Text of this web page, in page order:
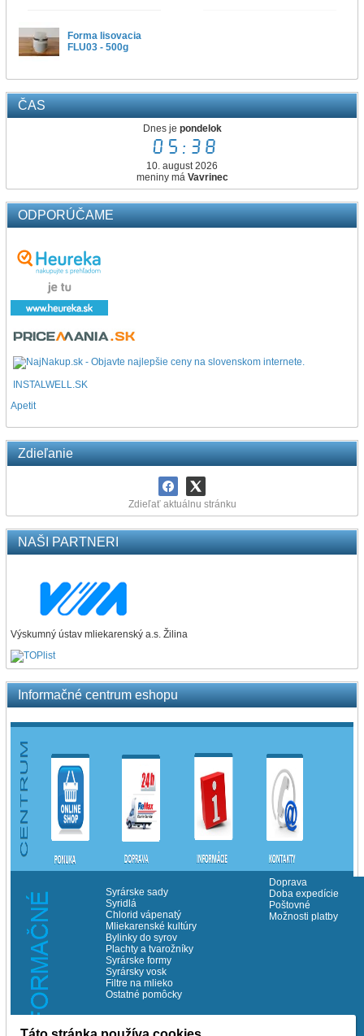
Forma lisovacia
FLU03 - 500g
ČAS
Dnes je pondelok
05:38
10. august 2026
meniny má Vavrinec
ODPORÚČAME
INSTALWELL.SK
Apetit
Zdieľanie
Zdieľať aktuálnu stránku
NAŠI PARTNERI
Výskumný ústav mliekarenský a.s. Žilina
Informačné centrum eshopu
Syrárske sady
Syridlá
Chlorid vápenatý
Mliekarenské kultúry
Bylinky do syrov
Plachty a tvarožníky
Syrárske formy
Syrársky vosk
Filtre na mlieko
Ostatné pomôcky
Doprava
Doba expedície
Poštovné
Možnosti platby